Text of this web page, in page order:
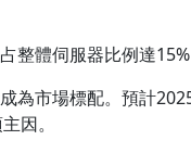
體伺服器比例達
為市場標配。預計
因。